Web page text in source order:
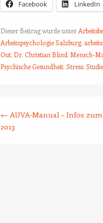
Facebook LinkedIn
Dieser Beitrag wurde unter
Arbeitspsychologie Salzburg,
Out, Dr. Christian Blind, Mensch-
Psychische Gesundheit, Stress, Studie
← AUVA-Manual – Infos zum
2013